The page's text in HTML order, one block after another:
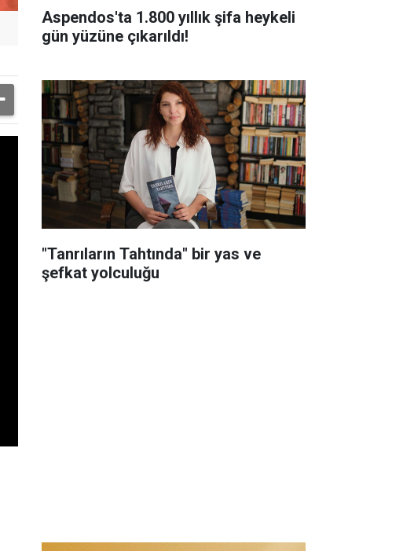
Aspendos'ta 1.800 yıllık şifa heykeli
gün yüzüne çıkarıldı!
"Tanrıların Tahtında" bir yas ve
şefkat yolculuğu